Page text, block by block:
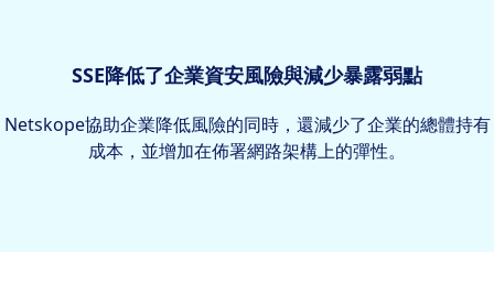
SSE降低了企業資安風險與減少暴露弱點
Netskope協助企業降低風險的同時，還減少了企業的總體持有
成本，並增加在佈署網路架構上的彈性。